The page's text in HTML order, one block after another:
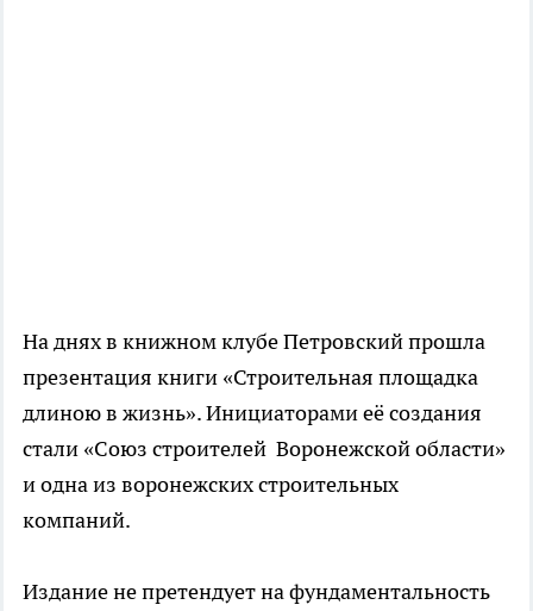
На днях в книжном клубе Петровский прошла
презентация книги «Строительная площадка
длиною в жизнь». Инициаторами её создания
стали «Союз строителей Воронежской области»
и одна из воронежских строительных
компаний.
Издание не претендует на фундаментальность